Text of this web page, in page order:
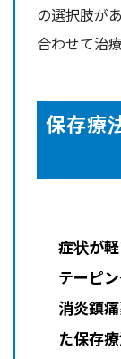
の選択肢が
合わせて治
保存療
症状が
テーピ
消炎鎮
た保存